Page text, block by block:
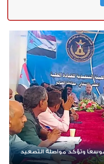
موسعًا وتؤكد مواصلة التصعيد